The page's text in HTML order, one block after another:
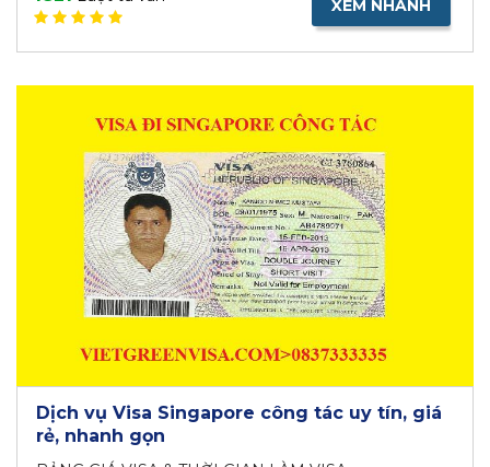
XEM NHANH
Dịch vụ Visa Singapore công tác uy tín, giá
rẻ, nhanh gọn